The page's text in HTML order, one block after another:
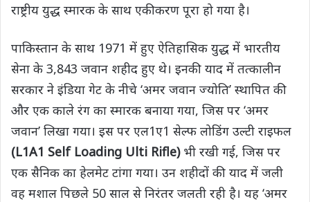
राष्ट्रीय युद्ध स्मारक के साथ एकीकरण पूरा हो गया है।
पाकिस्तान के साथ 1971 में हुए ऐतिहासिक युद्ध में भारतीय
सेना के 3,843 जवान शहीद हुए थे। इनकी याद में तत्कालीन
सरकार ने इंडिया गेट के नीचे ‘अमर जवान ज्योति’ स्थापित की
और एक काले रंग का स्मारक बनाया गया, जिस पर ‘अमर
जवान’ लिखा गया। इस पर एल1ए1 सेल्फ लोडिंग उल्टी राइफल
(L1A1 Self Loading Ulti Rifle)भी रखी गई, जिस पर
एक सैनिक का हेलमेट टांगा गया। उन शहीदों की याद में जली
वह मशाल पिछले 50 साल से निरंतर जलती रही है। यह ‘अमर